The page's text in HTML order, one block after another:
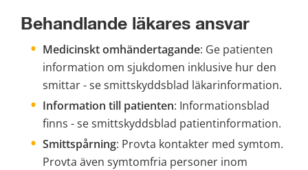
Behandlande läkares ansvar
Medicinskt omhändertagande: Ge patienten
information om sjukdomen inklusive hur den
smittar - se smittskyddsblad läkarinformation.
Information till patienten: Informationsblad
finns - se smittskyddsblad patientinformation.
Smittspårning: Provta kontakter med symtom.
Provta även symtomfria personer inom